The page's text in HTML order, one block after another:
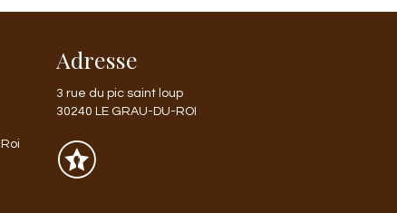
Adresse
3 rue du pic saint loup
30240 LE GRAU-DU-ROI